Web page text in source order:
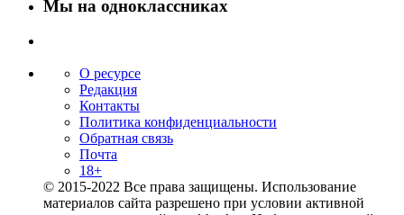
Мы на одноклассниках
О ресурсе
Редакция
Контакты
Политика конфиденциальности
Обратная связь
Почта
18+
© 2015-2022 Все права защищены. Использование
материалов сайта разрешено при условии активной